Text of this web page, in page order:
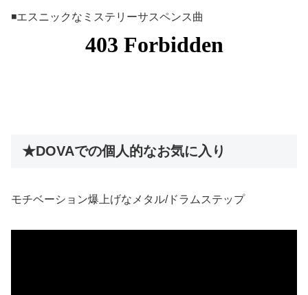
◾️エスニックなミステリーサスペンス曲
★DOVAでの個人的なお気に入り
モチベーション爆上げなメタル/ドラムステップ